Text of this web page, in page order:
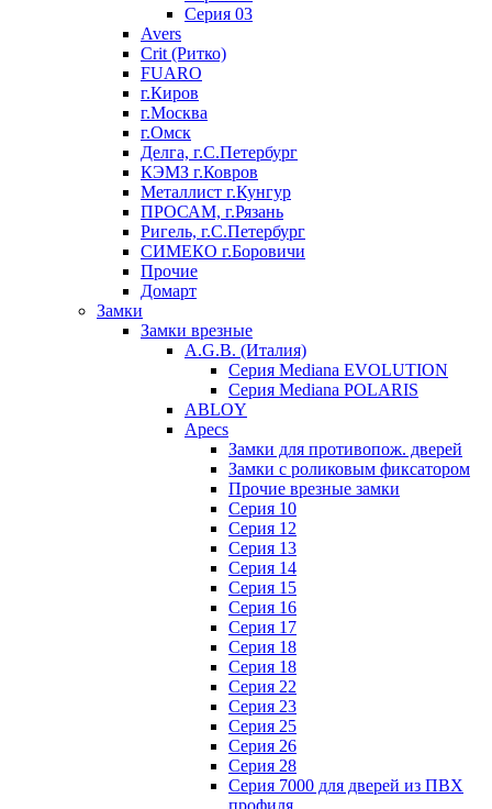
Серия 03
Avers
Crit (Ритко)
FUARO
г.Киров
г.Москва
г.Омск
Делга, г.С.Петербург
КЭМЗ г.Ковров
Металлист г.Кунгур
ПРОСАМ, г.Рязань
Ригель, г.С.Петербург
СИМЕКО г.Боровичи
Прочие
Домарт
Замки
Замки врезные
A.G.B. (Италия)
Серия Mediana EVOLUTION
Серия Mediana POLARIS
ABLOY
Apecs
Замки для противопож. дверей
Замки с роликовым фиксатором
Прочие врезные замки
Серия 10
Серия 12
Серия 13
Серия 14
Серия 15
Серия 16
Серия 17
Серия 18
Серия 18
Серия 22
Серия 23
Серия 25
Серия 26
Серия 28
Серия 7000 для дверей из ПВХ
профиля